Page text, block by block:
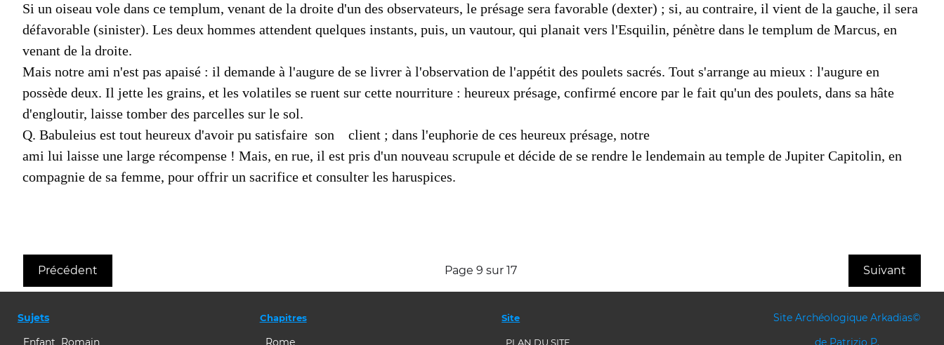
Si un oiseau vole dans ce templum, venant de la droite d'un des observateurs, le présage sera favorable (dexter) ; si, au contraire, il vient de la gauche, il sera
défavorable (sinister). Les deux hommes at­tendent quelques instants, puis, un vautour, qui planait vers l'Esquilin, pénètre dans le templum de Marcus, en
venant de la droite.
Mais notre ami n'est pas apaisé : il deman­de à l'augure de se li­vrer à l'observation de l'appétit des poulets sacrés. Tout s'arrange au mieux : l'augure en
possède deux. Il jette les grains, et les vola­tiles se ruent sur cette nourriture : heureux présage, confirmé en­core par le fait qu'un des poulets, dans sa hâte
d'engloutir, laisse tomber des parcelles sur le sol.
Q. Babuleius est tout heureux d'avoir pu satisfaire son client ; dans l'euphorie de ces heureux présage, notre
ami lui laisse une large récompense ! Mais, en rue, il est pris d'un nouveau scrupule et décide de se rendre le lendemain au temple de Jupiter Capitolin, en
compagnie de sa femme, pour offrir un sacrifice et consulter les haruspices.
Précédent Page 9 sur 17 Suivant
Sujets
Enfant Romain
Chapitres
Rome
Site
PLAN DU SITE
Site Archéologique Arkadias©
de Patrizio P.